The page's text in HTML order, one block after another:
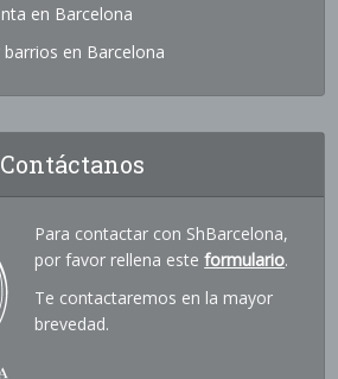
en Barcelona
en Barcelona
Contáctanos
Para contactar con ShBarcelona,
por favor rellena esteformulario.
Te contactaremos en la mayor
brevedad.